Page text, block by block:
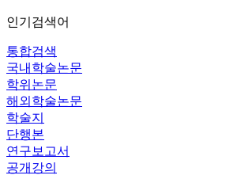
인기검색어
통합검색
국내학술논문
학위논문
해외학술논문
학술지
단행본
연구보고서
공개강의